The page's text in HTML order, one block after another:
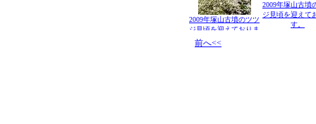
2009年塚山古墳のツツ
ジ見頃を迎えておりま
2009年塚山古墳
ジ見頃を迎えて
す。
前へ<<